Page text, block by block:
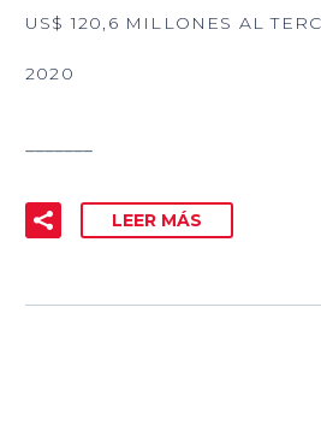
US$ 120,6 MILLONES AL
2020
LEER MÁS